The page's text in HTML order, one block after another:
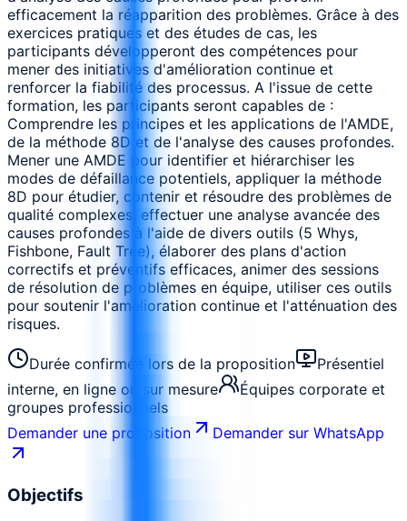
efficacement la réapparition des problèmes. Grâce à des
exercices pratiques et des études de cas, les
participants développeront des compétences pour
mener des initiatives d'amélioration continue et
renforcer la fiabilité des processus. A l'issue de cette
formation, les participants seront capables de :
Comprendre les principes et les applications de l'AMDE,
de la méthode 8D et de l'analyse des causes profondes.
Mener une AMDE pour identifier et hiérarchiser les
modes de défaillance potentiels, appliquer la méthode
8D pour étudier, contenir et résoudre des problèmes de
qualité complexes, effectuer une analyse avancée des
causes profondes à l'aide de divers outils (5 Whys,
Fishbone, Fault Tree), élaborer des plans d'action
correctifs et préventifs efficaces, animer des sessions
de résolution de problèmes en équipe, utiliser ces outils
pour soutenir l'amélioration continue et l'atténuation des
risques.
Durée confirmée lors de la proposition
Présentiel
interne, en ligne ou sur mesure
Équipes corporate et
groupes professionnels
Demander une proposition
Demander sur WhatsApp
Objectifs